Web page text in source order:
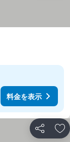
料金を表示
シェア お